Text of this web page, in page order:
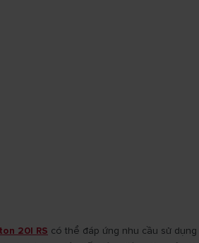
20l RS có thể đáp ứng nhu cầu sử